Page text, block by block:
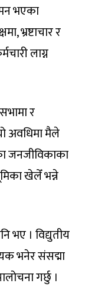
भएका
भ्रष्टाचार र
लाग्न
र
अवधिमा मैले
जनजीविकाका
खेलेँ भन्ने
भए । विद्युतीय
भनेर संसद्मा
गर्छु ।